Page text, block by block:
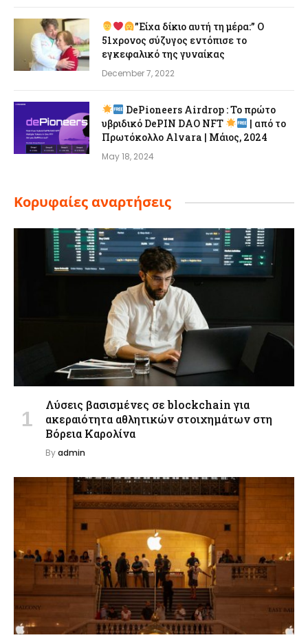
”Είχα δίκιο αυτή τη μέρα:” Ο
51χρονος σύζυγος εντόπισε το
εγκεφαλικό της γυναίκας
December 7, 2022
DePioneers Airdrop : Το πρώτο
υβριδικό DePIN DAO NFT
| από το
Πρωτόκολλο Alvara | Μάιος, 2024
May 18, 2024
Κορυφαίες αναρτήσεις
Λύσεις βασισμένες σε blockchain για
ακεραιότητα αθλητικών στοιχημάτων στη
Βόρεια Καρολίνα
Byadmin